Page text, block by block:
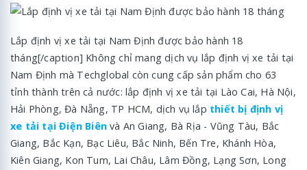
Lắp định vị xe tải tại Nam Định được bảo hành 18
tháng[/caption] Không chỉ mang dịch vụ lắp định vị xe tải tại
Nam Định mà Techglobal còn cung cấp sản phẩm cho 63
tỉnh thành trên cả nước: lắp định vị xe tải tại Lào Cai, Hà Nội,
Hải Phòng, Đà Nẵng, TP HCM, dịch vụ lắp thiết bị định vị
xe tải tại Điện Biên và An Giang, Bà Rịa - Vũng Tàu, Bắc
Giang, Bắc Kạn, Bạc Liêu, Bắc Ninh, Bến Tre, Khánh Hòa,
Kiên Giang, Kon Tum, Lai Châu, Lâm Đồng, Lạng Sơn, Long